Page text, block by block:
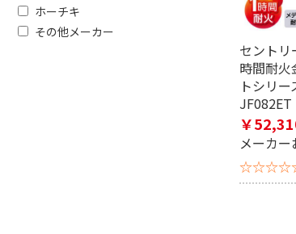
セント
時間耐火
トシリ
JF082ET
￥
メーカ
ホーチキ
その他メーカー
除外する にチェックを
価格で絞り込む
電源で絞り込む
電源方式で絞り込む